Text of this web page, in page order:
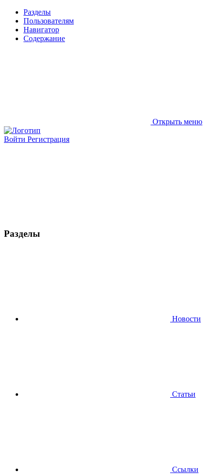
Разделы
Пользователям
Навигатор
Содержание
Открыть меню
Войти Регистрация
Разделы
Новости
Статьи
Ссылки